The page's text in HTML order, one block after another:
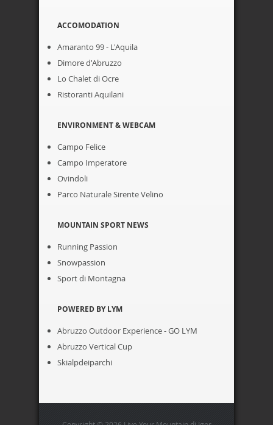
ACCOMODATION
Amaranto 99 - L'Aquila
Dimore d'Abruzzo
Lo Chalet di Ocre
Ristoranti Aquilani
ENVIRONMENT & WEBCAM
Campo Felice
Campo Imperatore
Ovindoli
Parco Naturale Sirente Velino
MOUNTAIN SPORT NEWS
Running Passion
Snowpassion
Sport di Montagna
POWERED BY LYM
Abruzzo Outdoor Experience - GO LYM
Abruzzo Vertical Cup
Skialpdeiparchi